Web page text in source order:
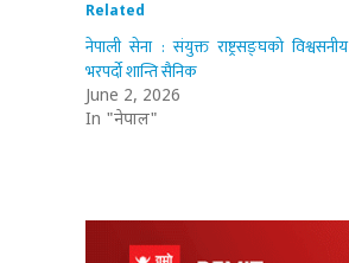
Related
नेपाली सेना : संयुक्त राष्ट्रसङ्घको
भरपर्दो शान्ति सैनिक
June 2, 2026
In "नेपाल"